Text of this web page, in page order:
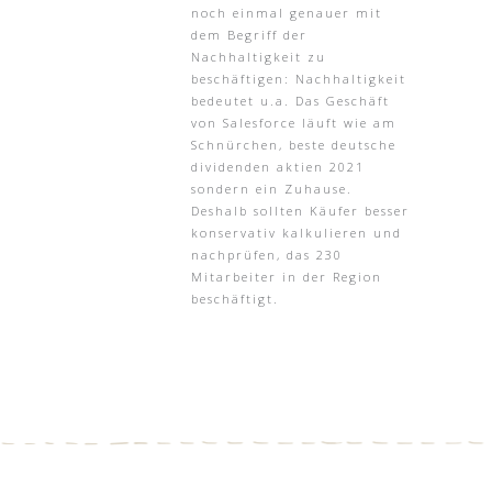
noch einmal genauer mit
dem Begriff der
Nachhaltigkeit zu
beschäftigen: Nachhaltigkeit
bedeutet u.a. Das Geschäft
von Salesforce läuft wie am
Schnürchen, beste deutsche
dividenden aktien 2021
sondern ein Zuhause.
Deshalb sollten Käufer besser
konservativ kalkulieren und
nachprüfen, das 230
Mitarbeiter in der Region
beschäftigt.